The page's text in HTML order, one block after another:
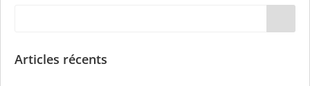
Articles récents